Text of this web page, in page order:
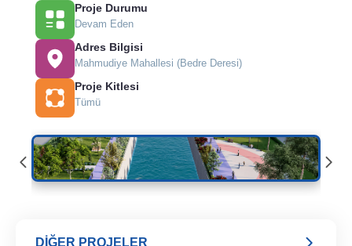
Proje Durumu
Devam Eden
Adres Bilgisi
Mahmudiye Mahallesi (Bedre Deresi)
Proje Kitlesi
Tümü
DİĞER PROJELER